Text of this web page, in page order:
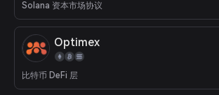
Solana 资本市场协议
Optimex
比特币 DeFi 层